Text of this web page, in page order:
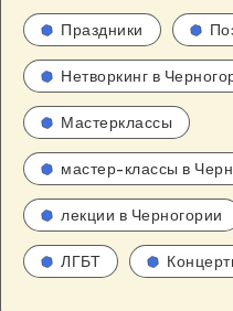
Праздники
Нетворкинг в
Мастерклассы
мастер-классы в
лекции в Черногории
ЛГБТ